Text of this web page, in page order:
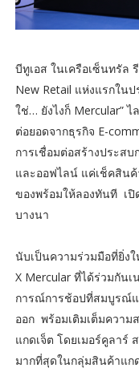
บีทูเอส ในเครือเซ็นทรัล
New Retail แห่งแรกใน
ใช่… ยังไงก็ Mercular”
ต่อยอดจากธุรกิจ E-
การเชื่อมต่อสร้างประส
และออฟไลน์ แค่เช็คสิน
ของพร้อมให้ลองทันที เ
บางนา
นับเป็นความร่วมมือที่ยิ่ง
X Mercular ที่ได้ร่วมกัน
การณ์การช้อปที่สมบูรณ์แ
ออก พร้อมเติมเต็มควา
แกดเจ็ต โดยเมอร์คูลาร์
มากที่สุดในกลุ่มสินค้าแก